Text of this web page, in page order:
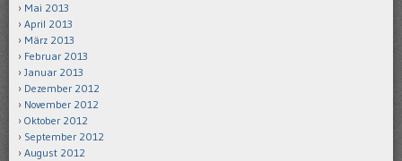
Mai 2013
April 2013
März 2013
Februar 2013
Januar 2013
Dezember 2012
November 2012
Oktober 2012
September 2012
August 2012